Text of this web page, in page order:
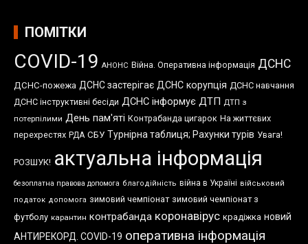
ПОМІТКИ
COVID-19 АНОНС Війна. Оперативна інформація ДСНС
ДСНС-пожежа ДСНС застерігає ДСНС корупція ДСНС навчання
ДСНС інструктивні бесіди ДСНС інформує ДТП ДТП з
потерпілими День пам'яті Контрабанда цигарок На життєвих
перехрестях РДА СБУ Турнірна таблиця; Рахунки турів Увага!
РОЗШУК! актуальна інформація
безоплатна правова допомога благодійність війна в Україні військовий
податок допомога зимовий чемпіонат зимовий чемпіонат з
футболу карантин контрабанда коронавірус крадіжка новий
АНТИРЕКОРД. COVID-19 оперативна інформація